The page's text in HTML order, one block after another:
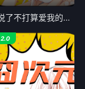
说了不打算爱我的公爵继承人，不知为何对我宠爱有加
2.0